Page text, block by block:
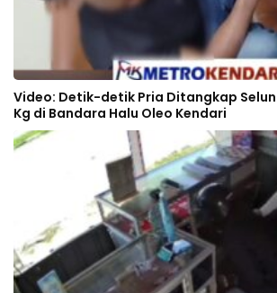
Video: Detik-detik Pria Ditangkap
Kg di Bandara Halu Oleo Kendari